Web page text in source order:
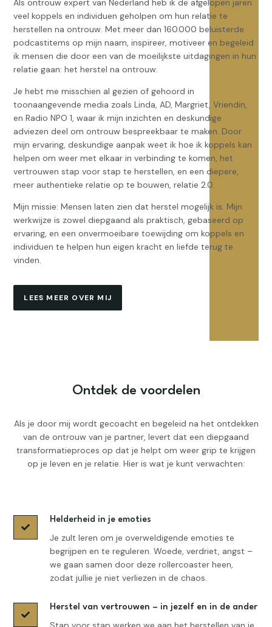
Als ontrouw expert van Nederland heb ik de afgelopen jaren
veel koppels en individuen geholpen om hun relatie te
herstellen na ontrouw. Met meer dan 160.000 beluisterde
podcastitems op mijn naam, inspireer, motiveer en begeleid
ik mensen die door een van de moeilijkste uitdagingen in hun
relatie gaan: het herstel na ontrouw.
Je hebt me misschien al gezien of gehoord in
toonaangevende media zoals Linda, AD, Margriet, Vriendin,
en Radio NPO 1, waar ik mijn inzichten en deskundige
adviezen deel om ontrouw bespreekbaar te maken. Door
mijn ervaring, deskundige aanpak weet ik hoe ik koppels kan
helpen om weer met elkaar in verbinding te komen, het
vertrouwen stap voor stap te herstellen, en een diepere,
meer authentieke relatie op te bouwen, relatie 2.0.
Mijn missie: Mensen laten zien dat herstel mogelijk is. Mijn
werkwijze is zowel diepgaand als praktisch, gebaseerd op
ervaring, en een onvermoeibare toewijding om koppels en
individuen te helpen hun eigen kracht en liefde terug te
vinden.
LEES MEER OVER MIJ
Ontdek de voordelen
Als je door mij wordt gecoacht en begeleid na het ontdekken
van de ontrouw van je partner, levert dat een diepgaand
transformatieproces op dat je helpt om weer grip te krijgen
op je leven en je relatie. Hier is wat je kunt verwachten:

Helderheid in je emoties
Je zult leren om je overweldigende emoties te
begrijpen en te reguleren. Woede, verdriet, angst –
we gaan samen door deze rollercoaster heen,
zodat jullie je niet verliezen in de chaos.

Herstel van vertrouwen – in jezelf en in de ander